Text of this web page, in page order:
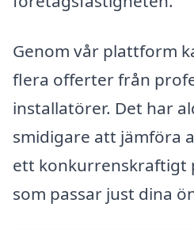
Genom vår plattform
flera offerter från
installatörer. Det har
smidigare att jämföra
ett konkurrenskraftigt
som passar just dina